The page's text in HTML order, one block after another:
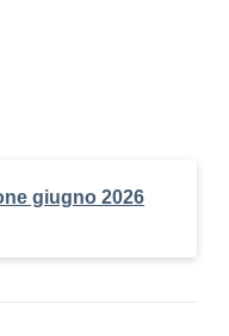
giugno 2026